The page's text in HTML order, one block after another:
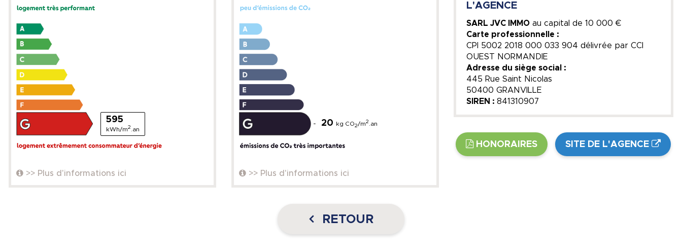
595
kWh/m2 .an
>> Plus d'informations ici
20 kg CO2/m2 .an
>> Plus d'informations ici
L'AGENCE
SARL JVC IMMOau capital de 10 000 €
Carte professionnelle :
CPI 5002 2018 000 033 904 délivrée par CCI
OUEST NORMANDIE
Adresse du siège social :
445 Rue Saint Nicolas
50400 GRANVILLE
SIREN : 841310907
HONORAIRES SITE DE L'AGENCE
RETOUR